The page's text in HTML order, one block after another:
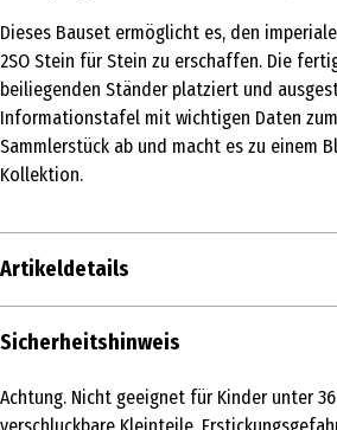
Dieses Bauset ermöglicht es, den
2SO Stein für Stein zu erschaffen. Die
beiliegenden Ständer platziert und
Informationstafel mit wichtigen Daten
Sammlerstück ab und macht es zu einem
Kollektion.
Artikeldetails
Inhalt
Produkttyp
Sicherheitshinweis
Achtung. Nicht geeignet für Kinder unter